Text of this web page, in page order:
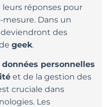
réponses pour
Dans un
des
geek.
personnelles
et de la gestion des
cruciale dans
Les